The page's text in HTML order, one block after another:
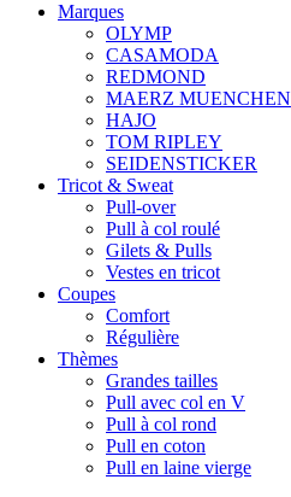
Marques
OLYMP
CASAMODA
REDMOND
MAERZ MUENCHEN
HAJO
TOM RIPLEY
SEIDENSTICKER
Tricot & Sweat
Pull-over
Pull à col roulé
Gilets & Pulls
Vestes en tricot
Coupes
Comfort
Régulière
Thèmes
Grandes tailles
Pull avec col en V
Pull à col rond
Pull en coton
Pull en laine vierge